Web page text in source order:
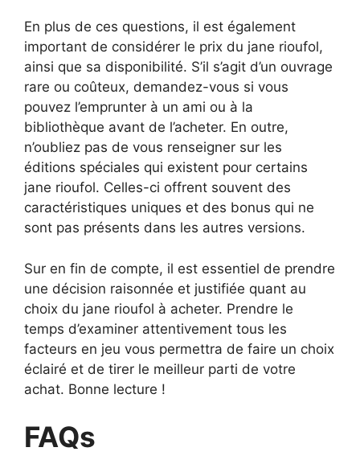
En plus de ces questions, il est également
important de considérer le prix du jane rioufol,
ainsi que sa disponibilité. S’il s’agit d’un ouvrage
rare ou coûteux, demandez-vous si vous
pouvez l’emprunter à un ami ou à la
bibliothèque avant de l’acheter. En outre,
n’oubliez pas de vous renseigner sur les
éditions spéciales qui existent pour certains
jane rioufol. Celles-ci offrent souvent des
caractéristiques uniques et des bonus qui ne
sont pas présents dans les autres versions.
Sur en fin de compte, il est essentiel de prendre
une décision raisonnée et justifiée quant au
choix du jane rioufol à acheter. Prendre le
temps d’examiner attentivement tous les
facteurs en jeu vous permettra de faire un choix
éclairé et de tirer le meilleur parti de votre
achat. Bonne lecture !
FAQs